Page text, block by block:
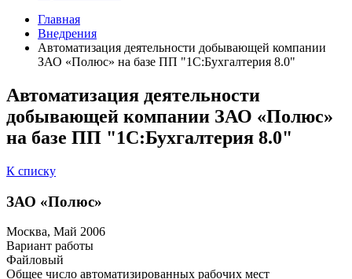
Главная
Внедрения
Автоматизация деятельности добывающей компании
ЗАО «Полюс» на базе ПП "1С:Бухгалтерия 8.0"
Автоматизация деятельности
добывающей компании ЗАО «Полюс»
на базе ПП "1С:Бухгалтерия 8.0"
К списку
ЗАО «Полюс»
Москва, Май 2006
Вариант работы
Файловый
Общее число автоматизированных рабочих мест